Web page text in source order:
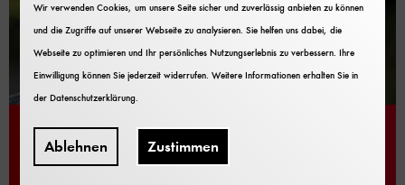
Original English version
Wir verwenden Cookies, um unsere Seite sicher und zuverlässig anbieten zu können
und die Zugriffe auf unserer Webseite zu analysieren. Sie helfen uns dabei, die
Webseite zu optimieren und Ihr persönliches Nutzungserlebnis zu verbessern. Ihre
Einwilligung können Sie jederzeit widerrufen. Weitere Informationen erhalten Sie in
derDatenschutzerklärung
Ablehnen Zustimmen